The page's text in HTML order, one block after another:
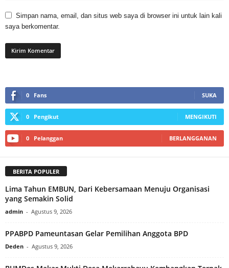
Simpan nama, email, dan situs web saya di browser ini untuk lain kali
saya berkomentar.
0 Fans SUKA
0 Pengikut MENGIKUTI
0 Pelanggan BERLANGGANAN
BERITA POPULER
Lima Tahun EMBUN, Dari Kebersamaan Menuju Organisasi
yang Semakin Solid
admin - Agustus 9, 2026
PPABPD Pameuntasan Gelar Pemilihan Anggota BPD
Deden - Agustus 9, 2026